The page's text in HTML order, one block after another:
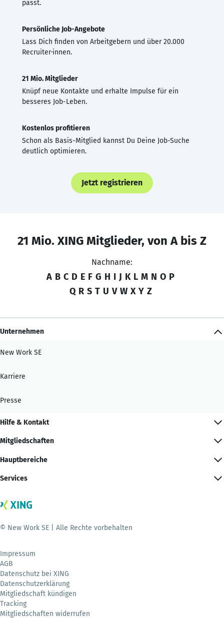
passt.
Persönliche Job-Angebote
Lass Dich finden von Arbeitgebern und über 20.000
Recruiter·innen.
21 Mio. Mitglieder
Knüpf neue Kontakte und erhalte Impulse für ein
besseres Job-Leben.
Kostenlos profitieren
Schon als Basis-Mitglied kannst Du Deine Job-Suche
deutlich optimieren.
Jetzt registrieren
21 Mio. XING Mitglieder, von A bis Z
Nachname:
A B C D E F G H I J K L M N O P
Q R S T U V W X Y Z
Unternehmen
New Work SE
Karriere
Presse
Hilfe & Kontakt
Mitgliedschaften
Hauptbereiche
Services
© New Work SE | Alle Rechte vorbehalten
Impressum
AGB
Datenschutz bei XING
Datenschutzerklärung
Mitgliedschaft kündigen
Tracking
Mitgliedschaften widerrufen